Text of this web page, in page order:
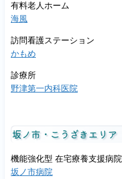
有料老人ホーム
海風
訪問看護ステーション
かもめ
診療所
野津第一内科医院
坂ノ市・こうざきエリア
機能強化型 在宅療養支援病院
坂ノ市病院